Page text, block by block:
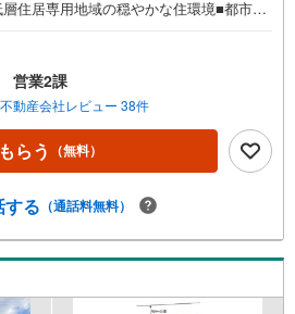
住居専用地域の穏やかな住環境■都市ガ
はお電話でのお問い合わせがスムーズ
ひお気軽にご連絡下さい！東宝ハウス
ョンズグループ 東宝ハウス浦和 特別
東宝ハウス浦和の住宅ローン■変動金利全
⇒住宅ローン金利優遇割の最大適用《0.8
庫金利1.275％の比較借入金4000万円返済
あります）◇TOHO HOUSE CLUBで生涯
ニング、かけつけサポート、Club Offプレ
サービスがございます
営業2課
不動産会社レビュー 38件
らう （無料）
する （通話料無料）